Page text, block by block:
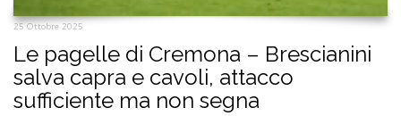
25 Ottobre 2025
Le pagelle di Cremona – Brescianini
salva capra e cavoli, attacco
sufficiente ma non segna